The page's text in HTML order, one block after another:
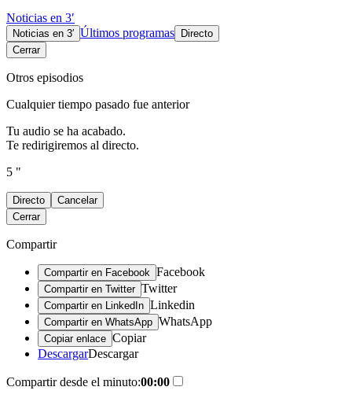
Noticias en 3′
Noticias en 3′ Últimos programas
Directo
Cerrar
Otros episodios
Cualquier tiempo pasado fue anterior
Tu audio se ha acabado.
Te redirigiremos al directo.
5 "
Directo
Cancelar
Cerrar
Compartir
Compartir en Facebook Facebook
Compartir en Twitter Twitter
Compartir en LinkedIn Linkedin
Compartir en WhatsApp WhatsApp
Copiar enlace Copiar
DescargarDescargar
Compartir desde el minuto:00:00